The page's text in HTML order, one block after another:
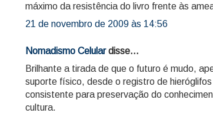
máximo da resistência do livro frente às
21 de novembro de 2009 às 14:56
Nomadismo Celulardisse...
Brilhante a tirada de que o futuro é mudo,
suporte físico, desde o registro de
consistente para preservação do
cultura.